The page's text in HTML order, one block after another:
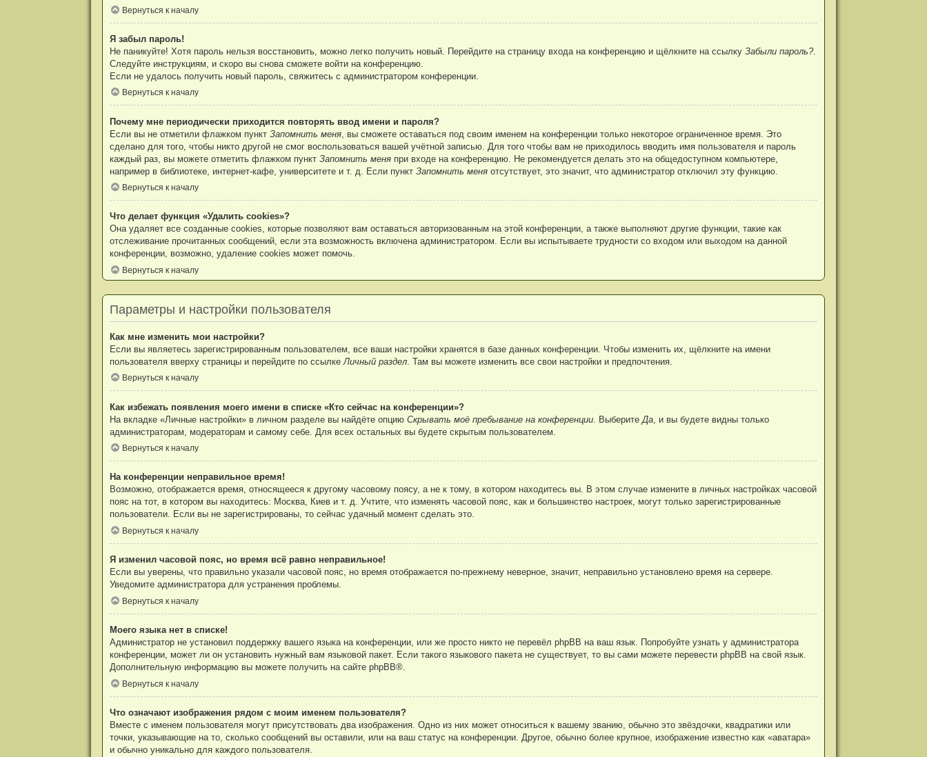
Вернуться к началу
Я забыл пароль!
Не паникуйте! Хотя пароль нельзя восстановить, можно легко получить новый. Перейдите на страницу входа на конференцию и щёлкните на ссылку Забыли пароль?.
Следуйте инструкциям, и скоро вы снова сможете войти на конференцию.
Если не удалось получить новый пароль, свяжитесь с администратором конференции.
Вернуться к началу
Почему мне периодически приходится повторять ввод имени и пароля?
Если вы не отметили флажком пункт Запомнить меня, вы сможете оставаться под своим именем на конференции только некоторое ограниченное время. Это
сделано для того, чтобы никто другой не смог воспользоваться вашей учётной записью. Для того чтобы вам не приходилось вводить имя пользователя и пароль
каждый раз, вы можете отметить флажком пункт Запомнить меняпри входе на конференцию. Не рекомендуется делать это на общедоступном компьютере,
например в библиотеке, интернет-кафе, университете и т. д. Если пункт Запомнить меняотсутствует, это значит, что администратор отключил эту функцию.
Вернуться к началу
Что делает функция «Удалить cookies»?
Она удаляет все созданные cookies, которые позволяют вам оставаться авторизованным на этой конференции, а также выполняют другие функции, такие как
отслеживание прочитанных сообщений, если эта возможность включена администратором. Если вы испытываете трудности со входом или выходом на данной
конференции, возможно, удаление cookies может помочь.
Вернуться к началу
Параметры и настройки пользователя
Как мне изменить мои настройки?
Если вы являетесь зарегистрированным пользователем, все ваши настройки хранятся в базе данных конференции. Чтобы изменить их, щёлкните на имени
пользователя вверху страницы и перейдите по ссылке Личный раздел. Там вы можете изменить все свои настройки и предпочтения.
Вернуться к началу
Как избежать появления моего имени в списке «Кто сейчас на конференции»?
На вкладке «Личные настройки» в личном разделе вы найдёте опцию Скрывать моё пребывание на конференции. Выберите Да, и вы будете видны только
администраторам, модераторам и самому себе. Для всех остальных вы будете скрытым пользователем.
Вернуться к началу
На конференции неправильное время!
Возможно, отображается время, относящееся к другому часовому поясу, а не к тому, в котором находитесь вы. В этом случае измените в личных настройках часовой
пояс на тот, в котором вы находитесь: Москва, Киев и т. д. Учтите, что изменять часовой пояс, как и большинство настроек, могут только зарегистрированные
пользователи. Если вы не зарегистрированы, то сейчас удачный момент сделать это.
Вернуться к началу
Я изменил часовой пояс, но время всё равно неправильное!
Если вы уверены, что правильно указали часовой пояс, но время отображается по-прежнему неверное, значит, неправильно установлено время на сервере.
Уведомите администратора для устранения проблемы.
Вернуться к началу
Моего языка нет в списке!
Администратор не установил поддержку вашего языка на конференции, или же просто никто не перевёл phpBB на ваш язык. Попробуйте узнать у администратора
конференции, может ли он установить нужный вам языковой пакет. Если такого языкового пакета не существует, то вы сами можете перевести phpBB на свой язык.
Дополнительную информацию вы можете получить на сайте phpBB®.
Вернуться к началу
Что означают изображения рядом с моим именем пользователя?
Вместе с именем пользователя могут присутствовать два изображения. Одно из них может относиться к вашему званию, обычно это звёздочки, квадратики или
точки, указывающие на то, сколько сообщений вы оставили, или на ваш статус на конференции. Другое, обычно более крупное, изображение известно как «аватара»
и обычно уникально для каждого пользователя.